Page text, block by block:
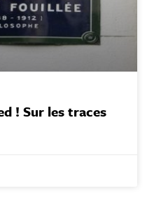
! Sur les traces